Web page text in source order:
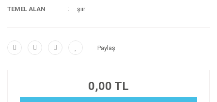
TEMEL ALAN
şiir
Paylaş
0,00 TL